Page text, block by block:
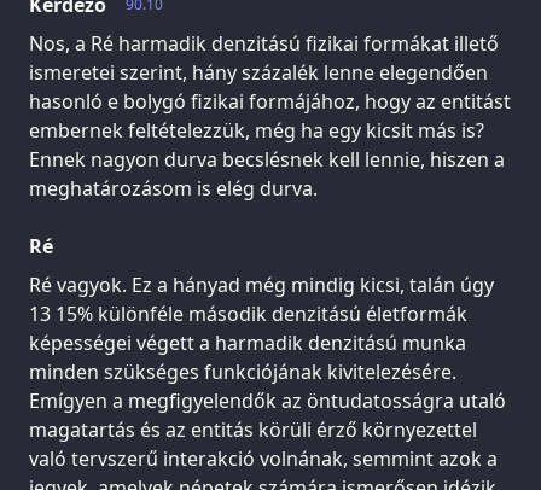
90.10
Kérdező
Nos, a Ré harmadik denzitású fizikai formákat illető
ismeretei szerint, hány százalék lenne elegendően
hasonló e bolygó fizikai formájához, hogy az entitást
embernek feltételezzük, még ha egy kicsit más is?
Ennek nagyon durva becslésnek kell lennie, hiszen a
meghatározásom is elég durva.
Ré
Ré vagyok. Ez a hányad még mindig kicsi, talán úgy
13 15% különféle második denzitású életformák
képességei végett a harmadik denzitású munka
minden szükséges funkciójának kivitelezésére.
Emígyen a megfigyelendők az öntudatosságra utaló
magatartás és az entitás körüli érző környezettel
való tervszerű interakció volnának, semmint azok a